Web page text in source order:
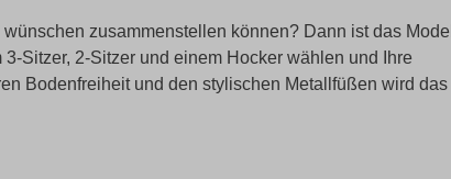
zusammenstellen können? Dann ist das Modell
Sitzer, 2-Sitzer und einem Hocker wählen und Ihre
Bodenfreiheit und den stylischen Metallfüßen wird das